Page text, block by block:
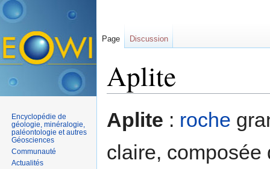
Aplite
Aplite : roche
claire,
Page Discussion
Encyclopédie de
géologie, minéralogie,
paléontologie et autres
Géosciences
Communauté
Actualités